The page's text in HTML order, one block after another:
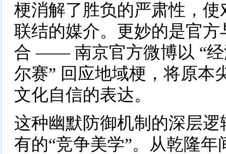
梗消解了胜负的严肃性，
联结的媒介。更妙的是官
合 —— 南京官方微博以 “经
尔赛” 回应地域梗，将原本
文化自信的表达。
这种幽默防御机制的深层
有的“竞争美学”。从乾隆年